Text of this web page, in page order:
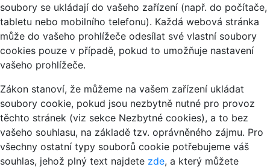
soubory se ukládají do vašeho zařízení (např. do počítače,
tabletu nebo mobilního telefonu). Každá webová stránka
může do vašeho prohlížeče odesílat své vlastní soubory
cookies pouze v případě, pokud to umožňuje nastavení
vašeho prohlížeče.
Zákon stanoví, že můžeme na vašem zařízení ukládat
soubory cookie, pokud jsou nezbytně nutné pro provoz
těchto stránek (viz sekce Nezbytné cookies), a to bez
vašeho souhlasu, na základě tzv. oprávněného zájmu. Pro
všechny ostatní typy souborů cookie potřebujeme váš
souhlas, jehož plný text najdete zde, a který můžete